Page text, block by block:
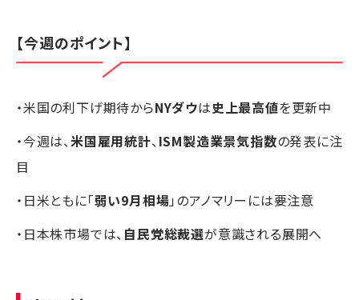
【今週のポイント】
・米国の利下げ期待からNYダウは史上最高値を更新中
・今週は、米国雇用統計、ISM製造業景気指数の発表に注
目
・日米ともに「弱い9月相場」のアノマリーには要注意
・日本株市場では、 自民党総裁選が意識される展開へ